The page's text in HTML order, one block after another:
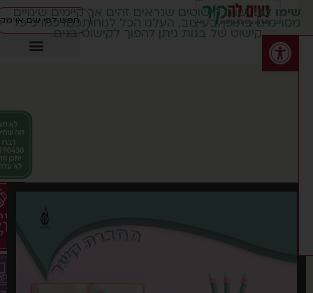
פתח סרגל נגישות
לב!ישנם קישוטים שנראים זהים אך קיימים שינויים
בתוכן/בעיצוב, העלנו הכל לנוחותכם! כמו"כ כל
קישוט של בנות ניתן להפוך לקישוט בנים.